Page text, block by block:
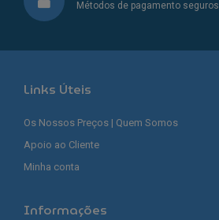
Métodos de pagamento seguros
Links Úteis
Os Nossos Preços | Quem Somos
Apoio ao Cliente
Minha conta
Informações